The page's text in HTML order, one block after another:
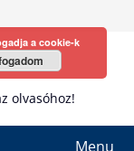
olvasóhoz!
Menu
a cookie-k